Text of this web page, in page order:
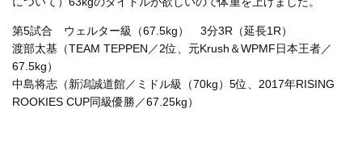
第5試合 ウェルター級（67.5kg） 3分3R（延長1R）
渡部太基（TEAM TEPPEN／2位、元Krush＆WPMF日本王者／
67.5kg）
中島将志（新潟誠道館／ミドル級（70kg）5位、2017年RISING
ROOKIES CUP同級優勝／67.25kg）